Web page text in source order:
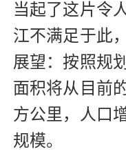
当起了这片令
江不满足于此
展望：按照规
面积将从目前
方公里，人口
规模。